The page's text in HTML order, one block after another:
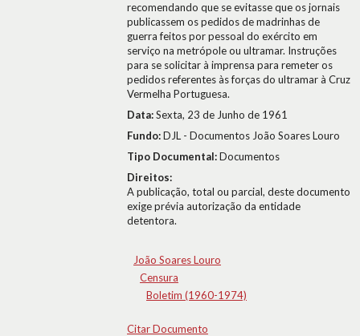
recomendando que se evitasse que os jornais
publicassem os pedidos de madrinhas de
guerra feitos por pessoal do exército em
serviço na metrópole ou ultramar. Instruções
para se solicitar à imprensa para remeter os
pedidos referentes às forças do ultramar à Cruz
Vermelha Portuguesa.
Data:Sexta, 23 de Junho de 1961
Fundo:DJL - Documentos João Soares Louro
Tipo Documental:Documentos
Direitos:
A publicação, total ou parcial, deste documento
exige prévia autorização da entidade
detentora.
João Soares Louro
Censura
Boletim (1960-1974)
Citar Documento